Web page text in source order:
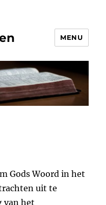
MENU
Gods Woord in het
uit te
van het